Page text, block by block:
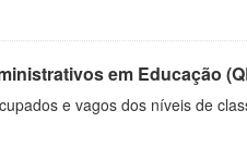
em Educação
e vagos dos níveis de